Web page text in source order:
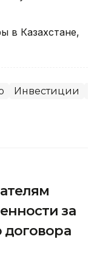
в Казахстане,
Инвестиции
за
договора